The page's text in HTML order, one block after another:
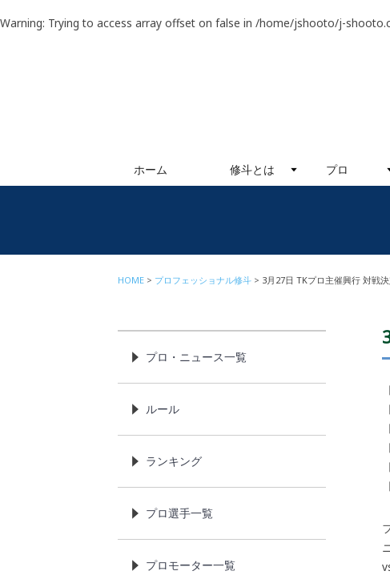
Warning: Trying to access array offset on false in /home/jshooto/j-
ホーム 修斗とは プロ
HOME プロフェッショナル修斗 3月27日 TKプロ主催興行 対戦
プロ・ニュース一覧
ルール
ランキング
プロ選手一覧
プロモーター一覧